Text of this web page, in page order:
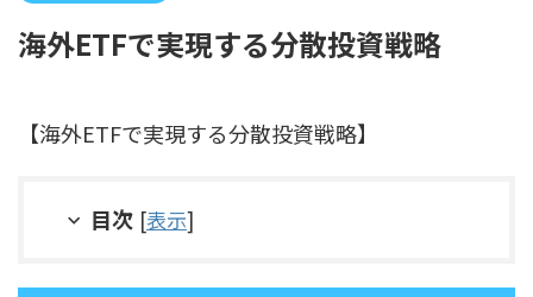
海外ETFで実現する分散投資戦略
【海外ETFで実現する分散投資戦略】
目次 [表示]